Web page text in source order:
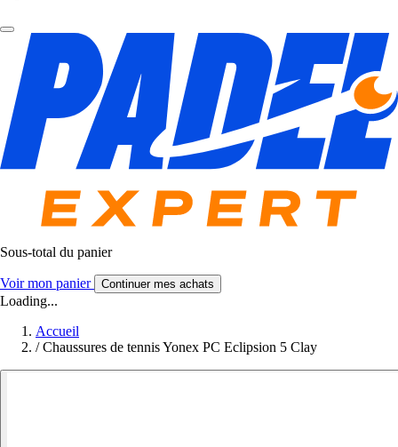
Sous-total du panier
Voir mon panier Continuer mes achats
Loading...
Accueil
/ Chaussures de tennis Yonex PC Eclipsion 5 Clay